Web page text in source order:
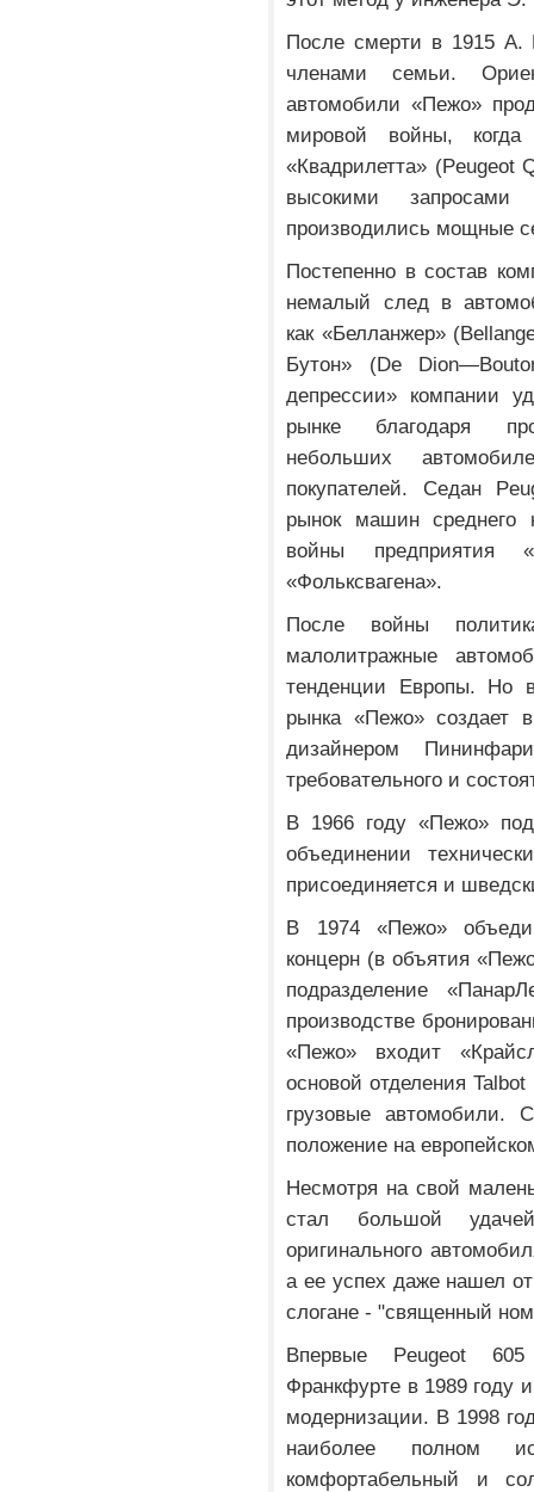
После смерти в 1915 А.
членами семьи.
автомобили «Пежо»
мировой войны,
«Квадрилетта» (Peugeot
высокими
производились мощные
Постепенно в состав
немалый след в
как «Белланжер»
Бутон» (De
депрессии» компании
рынке благодаря
небольших
покупателей. Седан
рынок машин среднего
войны предприятия
«Фольксвагена».
После войны
малолитражные
тенденции Европы. Но
рынка «Пежо» создает
дизайнером
требовательного и
В 1966 году «Пежо»
объединении
присоединяется и
В 1974 «Пежо»
концерн (в объятия
подразделение
производстве
«Пежо» входит
основой отделения
грузовые автомобили.
положение на
Несмотря на свой
стал большой
оригинального
а ее успех даже нашел
слогане - "священный
Впервые Peugeot
Франкфурте в 1989 году
модернизации. В 1998
наиболее полном
комфортабельный и